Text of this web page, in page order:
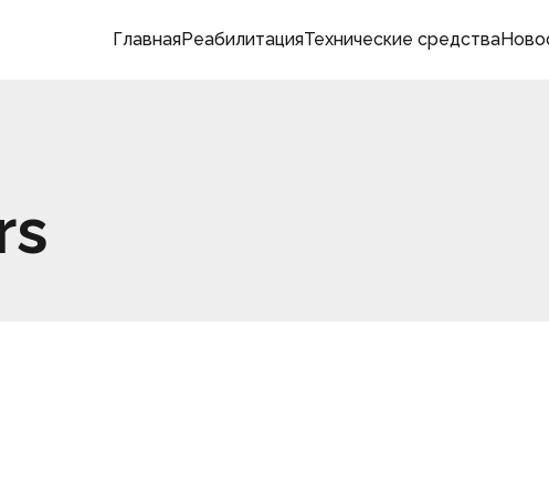
ГлавнаяРеабилитацияТехнические средства